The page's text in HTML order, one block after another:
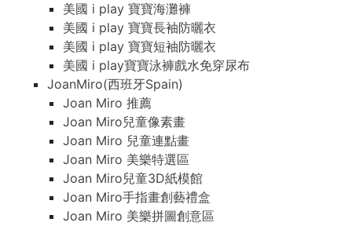
美國 i play 寶寶海灘褲
美國 i play 寶寶長袖防曬衣
美國 i play 寶寶短袖防曬衣
美國 i play寶寶泳褲戲水免穿尿布
JoanMiro(西班牙Spain)
Joan Miro 推薦
Joan Miro兒童像素畫
Joan Miro 兒童連點畫
Joan Miro 美樂特選區
Joan Miro兒童3D紙模館
Joan Miro手指畫創藝禮盒
Joan Miro 美樂拼圖創意區